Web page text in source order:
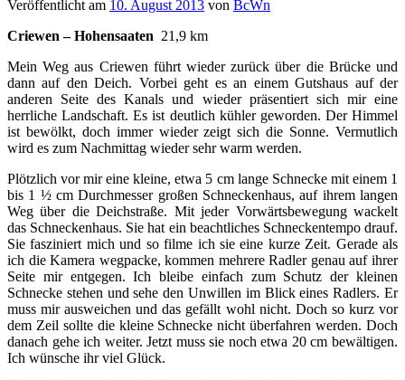
Veröffentlicht am 10. August 2013 von BcWn
Criewen – Hohensaaten 21,9 km
Mein Weg aus Criewen führt wieder zurück über die Brücke und
dann auf den Deich. Vorbei geht es an einem Gutshaus auf der
anderen Seite des Kanals und wieder präsentiert sich mir eine
herrliche Landschaft. Es ist deutlich kühler geworden. Der Himmel
ist bewölkt, doch immer wieder zeigt sich die Sonne. Vermutlich
wird es zum Nachmittag wieder sehr warm werden.
Plötzlich vor mir eine kleine, etwa 5 cm lange Schnecke mit einem 1
bis 1 ½ cm Durchmesser großen Schneckenhaus, auf ihrem langen
Weg über die Deichstraße. Mit jeder Vorwärtsbewegung wackelt
das Schneckenhaus. Sie hat ein beachtliches Schneckentempo drauf.
Sie fasziniert mich und so filme ich sie eine kurze Zeit. Gerade als
ich die Kamera wegpacke, kommen mehrere Radler genau auf ihrer
Seite mir entgegen. Ich bleibe einfach zum Schutz der kleinen
Schnecke stehen und sehe den Unwillen im Blick eines Radlers. Er
muss mir ausweichen und das gefällt wohl nicht. Doch so kurz vor
dem Zeil sollte die kleine Schnecke nicht überfahren werden. Doch
danach gehe ich weiter. Jetzt muss sie noch etwa 20 cm bewältigen.
Ich wünsche ihr viel Glück.